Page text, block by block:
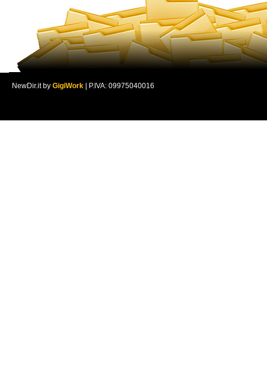
NewDir.it by GigiWork | P.IVA: 09975040016